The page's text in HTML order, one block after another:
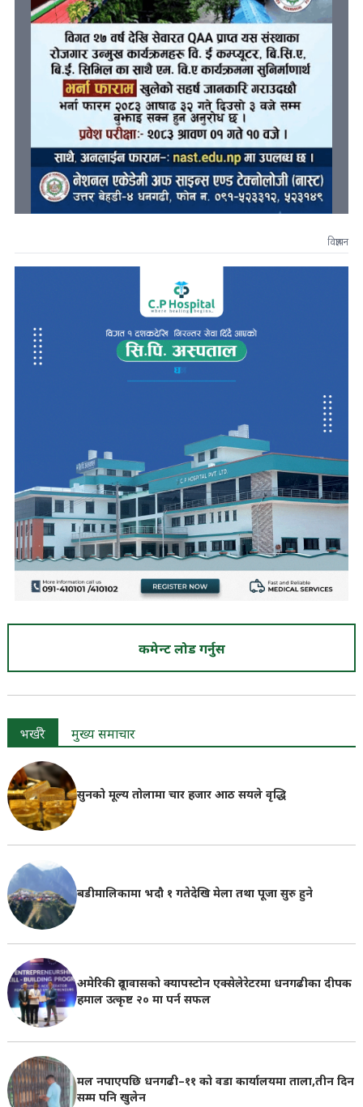
विज्ञापन
कमेन्ट लोड गर्नुस
भर्खरै मुख्य समाचार
सुनको मूल्य तोलामा चार हजार आठ सयले वृद्धि
बडीमालिकामा भदौ १ गतेदेखि मेला तथा पूजा सुरु हुने
अमेरिकी दूतावासको क्यापस्टोन एक्सेलेरेटरमा धनगढीका दीपक
हमाल उत्कृष्ट २० मा पर्न सफल
मल नपाएपछि धनगढी–११ को वडा कार्यालयमा ताला,तीन दिन
सम्म पनि खुलेन